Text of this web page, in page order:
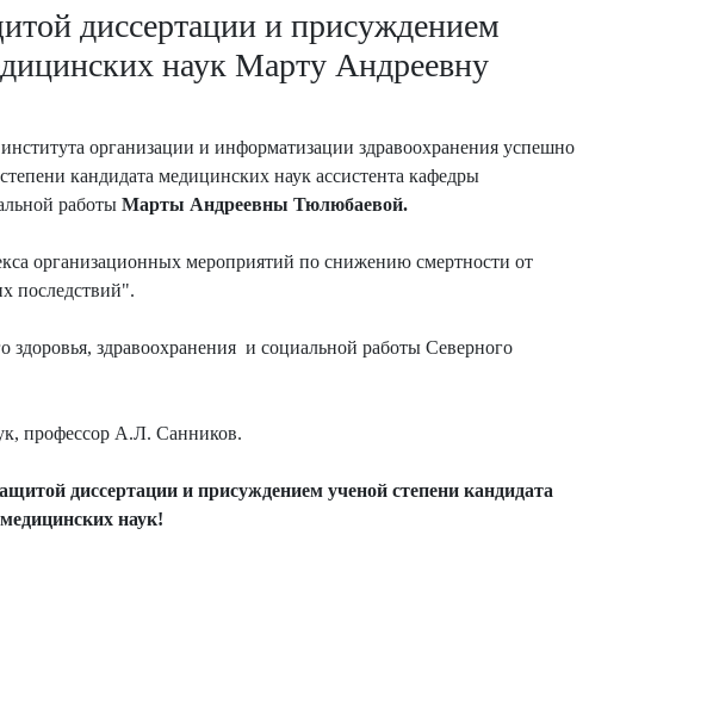
диссертации и присуждением
наук Марту Андреевну
организации и информатизации здравоохранения успешно
кандидата медицинских наук ассистента кафедры
работы Марты Андреевны Тюлюбаевой.
организационных мероприятий по снижению смертности от
последствий".
здоровья, здравоохранения и социальной работы Северного
профессор А.Л. Санников.
диссертации и присуждением ученой степени кандидата
медицинских наук!